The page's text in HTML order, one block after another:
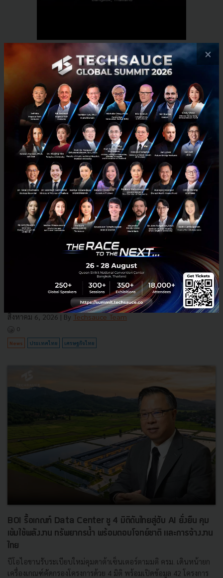
RELATED ARTICLE
3 เรื่องที่ประเทศไทยต้อง Focus สร้างคน–นวัตกรรม–ปฏิรูป
ระบบราชการ เพื่อยกระดับขีดความสามารถประเทศ
นายอนุทิน ชาญวีรกูล นายกรัฐมนตรีและรัฐมนตรีว่าการกระทรวง
มหาดไทย กล่าวปาฐกถาพิเศษในหัวข้อ “ฝ่าวิกฤติ รับมือระเบียบโลก
ใหม่” ในงาน The INTANIA Forum...
สิงหาคม 6, 2026 | By Techsauce Team
0
News ประเทศไทย เศรษฐกิจไทย
BOI รื้อเกณฑ์ Data Center ชู 4 มิติดันไทยสู่ฮับ AI ยั่งยืน คุม
เข้มใช้พลังงาน ทรัพยากรน้ำ พร้อมตอบโจทย์ชาติ และการจ้างงาน
ไทย
บีโอไอขานรับระเบียบใหม่คุมดาต้าเซ็นเตอร์ตามมติ ครม. เดินหน้ายก
เครื่องเกณฑ์คัดกรองโครงการด้วย 4 มิติ พร้อมเปิดข้อมูล 42 โครงการ
×